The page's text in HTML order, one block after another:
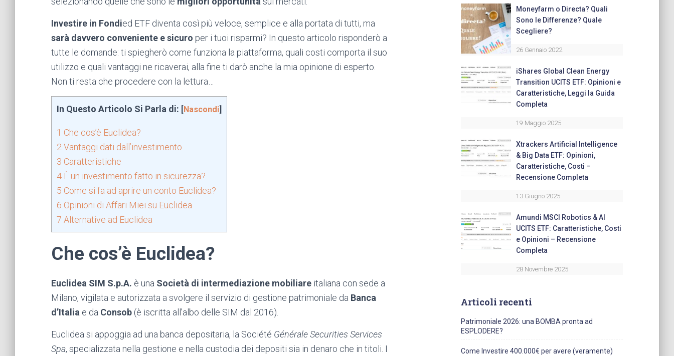
Investire in Fondied ETF diventa così più veloce, semplice e alla portata di tutti, ma
sarà davvero conveniente e sicuro per i tuoi risparmi? In questo articolo risponderò a
tutte le domande: ti spiegherò come funziona la piattaforma, quali costi comporta il suo
utilizzo e quali vantaggi ne ricaverai, alla fine ti darò anche la mia opinione di esperto.
Non ti resta che procedere con la lettura…
In Questo Articolo Si Parla di: [Nascondi]
1 Che cos’è Euclidea?
2 Vantaggi dati dall’investimento
3 Caratteristiche
4 È un investimento fatto in sicurezza?
5 Come si fa ad aprire un conto Euclidea?
6 Opinioni di Affari Miei su Euclidea
7 Alternative ad Euclidea
Che cos’è Euclidea?
Euclidea SIM S.p.A. è una Società di intermediazione mobiliare italiana con sede a
Milano, vigilata e autorizzata a svolgere il servizio di gestione patrimoniale da Banca
d’Italia e da Consob (è iscritta all’albo delle SIM dal 2016).
Euclidea si appoggia ad una banca depositaria, la Société Générale Securities Services
Spa, specializzata nella gestione e nella custodia dei depositi sia in denaro che in titoli. I
Moneyfarm o Directa? Quali
Sono le Differenze? Quale
Scegliere?
26 Gennaio 2022
iShares Global Clean Energy
Transition UCITS ETF: Opinioni e
Caratteristiche, Leggi la Guida
Completa
19 Maggio 2025
Xtrackers Artificial Intelligence
& Big Data ETF: Opinioni,
Caratteristiche, Costi –
Recensione Completa
13 Giugno 2025
Amundi MSCI Robotics & AI
UCITS ETF: Caratteristiche, Costi
e Opinioni – Recensione
Completa
28 Novembre 2025
Articoli recenti
Patrimoniale 2026: una BOMBA pronta ad
ESPLODERE?
Come Investire 400.000€ per avere (veramente)